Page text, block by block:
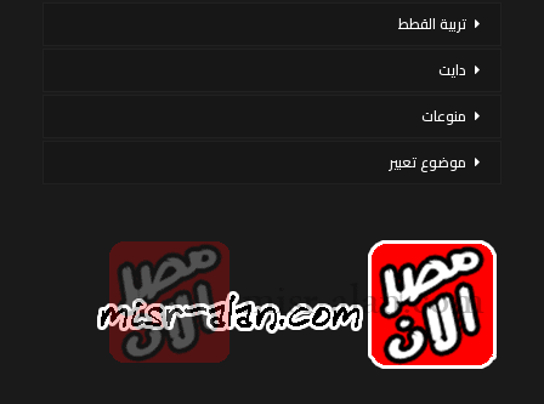
تربية القطط
دايت
منوعات
موضوع تعبير